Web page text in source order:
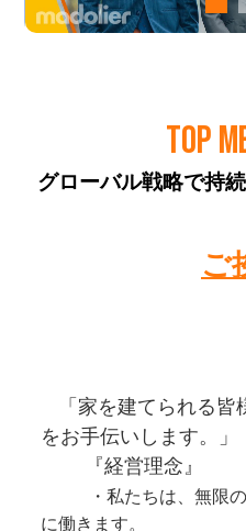
TOP
グローバル戦略で持
ご